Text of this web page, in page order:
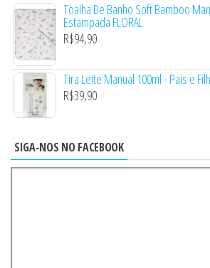
Toalha De Banho Soft Bamboo
Estampada FLORAL
R$94,90
Tira Leite Manual 100ml - Pais e
R$39,90
SIGA-NOS NO FACEBOOK